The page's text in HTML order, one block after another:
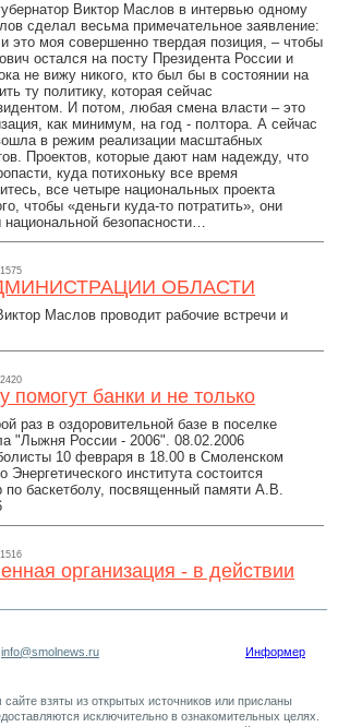
Виктор Маслов в интервью одному
сделал весьма примечательное заявление:
это моя совершенно твердая позиция, – чтобы
остался на посту Президента России и
не вижу никого, кто был бы в состоянии на
ту политику, которая сейчас
И потом, любая смена власти – это
как минимум, на год - полтора. А сейчас
в режим реализации масштабных
Проектов, которые дают нам надежду, что
куда потихоньку все время
все четыре национальных проекта
чтобы «деньги куда-то потратить», они
национальной безопасности…
1575
ОБЛАСТИ
Маслов проводит рабочие встречи и
2420
помогут банки и не только
раз в оздоровительной базе в поселке
"Лыжня России - 2006". 08.02.2006
10 февраря в 18.00 в Смоленском
института состоится
по баскетболу, посвященный памяти А.В.
1516
организация - в действии
info@smolnews.ru Информер
взяты из открытых источников или присланы
исключительно в ознакомительных целях.